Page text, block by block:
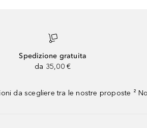
Spedizione gratuita
da 35,00 €
da scegliere tra le nostre proposte ²